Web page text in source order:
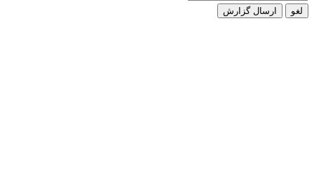
لغو ارسال گزارش